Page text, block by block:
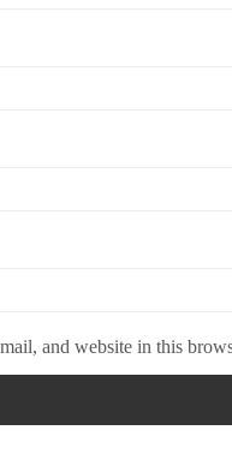
and website in this